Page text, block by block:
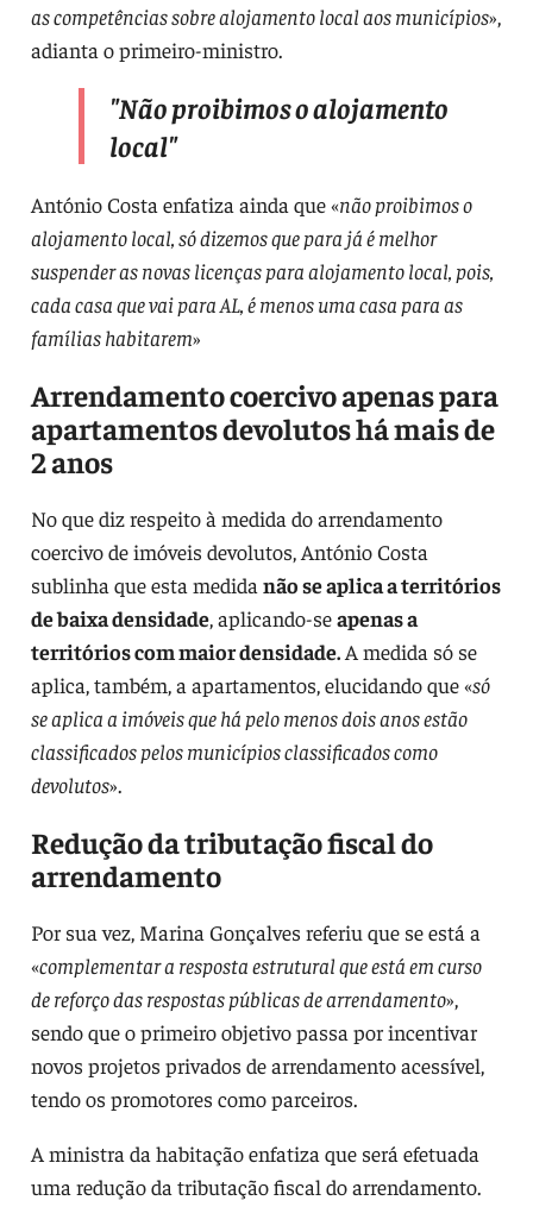
as competências sobre alojamento local aos municípios»,
adianta o primeiro-ministro.
"Não proibimos o alojamento
local"
António Costa enfatiza ainda que «não proibimos o
alojamento local, só dizemos que para já é melhor
suspender as novas licenças para alojamento local, pois,
cada casa que vai para AL, é menos uma casa para as
famílias habitarem»
Arrendamento coercivo apenas para
apartamentos devolutos há mais de
2 anos
No que diz respeito à medida do arrendamento
coercivo de imóveis devolutos, António Costa
sublinha que esta medida não se aplica a territórios
de baixa densidade, aplicando-seapenas a
territórios com maior densidade.A medida só se
aplica, também, a apartamentos, elucidando que «só
se aplica a imóveis que há pelo menos dois anos estão
classificados pelos municípios classificados como
devolutos».
Redução da tributação fiscal do
arrendamento
Por sua vez, Marina Gonçalves referiu que se está a
«complementar a resposta estrutural que está em curso
de reforço das respostas públicas de arrendamento»,
sendo que o primeiro objetivo passa por incentivar
novos projetos privados de arrendamento acessível,
tendo os promotores como parceiros.
A ministra da habitação enfatiza que será efetuada
uma redução da tributação fiscal do arrendamento.